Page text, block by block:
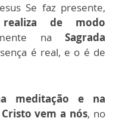
Se faz presente,
de modo
na Sagrada
é real, e o é de
meditação e na
vem a nós, no